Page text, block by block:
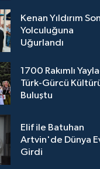
Kenan Yıldırım Son
Yolculuğuna
Uğurlandı
1700 Rakımlı
Türk-Gürcü
Buluştu
Elif ile Batuhan
Artvin'de Dünya
Girdi